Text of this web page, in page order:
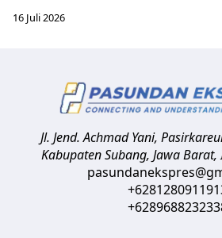
16 Juli 2026
Jl. Jend. Achmad Yani,
Kabupaten Subang, Jawa Barat,